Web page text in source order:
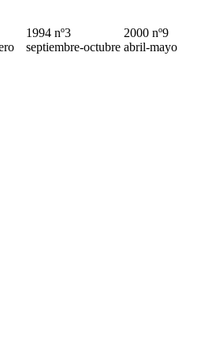
1994 nº3
septiembre-octubre
2000 nº9
abril-mayo